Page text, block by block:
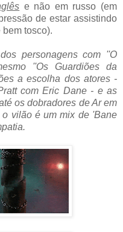
e não em russo (em
de estar assistindo
tosco).
personagens com ''O
''Os Guardiões da
a escolha dos atores -
com Eric Dane - e as
os dobradores de Ar em
o vilão é um mix de 'Bane